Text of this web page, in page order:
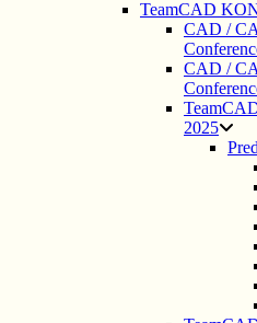
TeamCAD
CAD /
CAD /
2025